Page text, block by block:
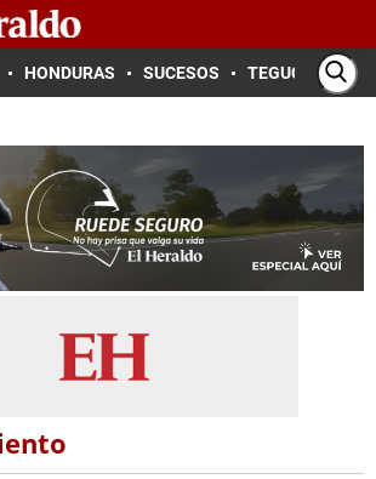
HONDURAS SUCESOS TEGUCIGALPA